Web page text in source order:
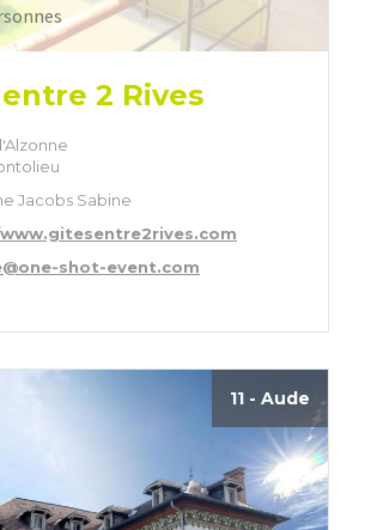
2 Rives
Jacobs Sabine
shot-event.com
11 - Aude